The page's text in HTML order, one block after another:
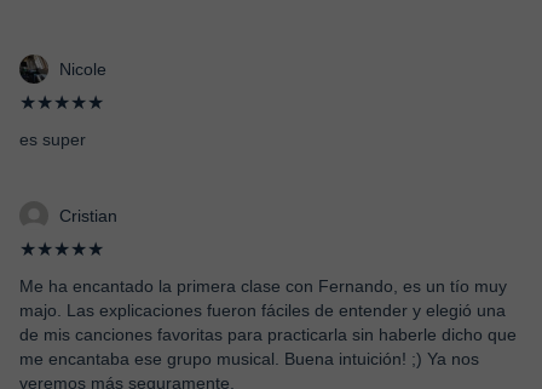
Nicole
★★★★★
es super
Cristian
★★★★★
Me ha encantado la primera clase con Fernando, es un tío muy
majo. Las explicaciones fueron fáciles de entender y elegió una
de mis canciones favoritas para practicarla sin haberle dicho que
me encantaba ese grupo musical. Buena intuición! ;) Ya nos
veremos más seguramente.